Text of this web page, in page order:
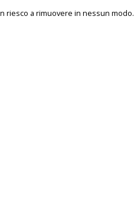
riesco a rimuovere in nessun modo.